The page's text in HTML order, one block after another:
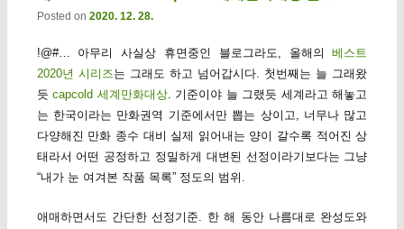
Posted on 2020. 12. 28.
!@#… 아무리 사실상 휴면중인 블로그라도, 올해의베스트
2020년 시리즈는 그래도 하고 넘어갑시다. 첫번째는 늘 그래왔
듯capcold 세계만화대상. 기준이야 늘 그랬듯 세계라고 해놓고
는 한국이라는 만화권역 기준에서만 뽑는 상이고, 너무나 많고
다양해진 만화 종수 대비 실제 읽어내는 양이 갈수록 적어진 상
태라서 어떤 공정하고 정밀하게 대변된 선정이라기보다는 그냥
“내가 눈 여겨본 작품 목록” 정도의 범위.
애매하면서도 간단한 선정기준. 한 해 동안 나름대로 완성도와